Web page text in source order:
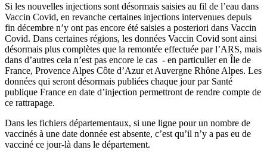
Si les nouvelles injections sont désormais saisies au fil de l’eau dans
Vaccin Covid, en revanche certaines injections intervenues depuis
fin décembre n’y ont pas encore été saisies a posteriori dans Vaccin
Covid. Dans certaines régions, les données Vaccin Covid sont ainsi
désormais plus complètes que la remontée effectuée par l’ARS, mais
dans d’autres cela n’est pas encore le cas - en particulier en Île de
France, Provence Alpes Côte d’Azur et Auvergne Rhône Alpes. Les
données qui seront désormais publiées chaque jour par Santé
publique France en date d’injection permettront de rendre compte de
ce rattrapage.
Dans les fichiers départementaux, si une ligne pour un nombre de
vaccinés à une date donnée est absente, c’est qu’il n’y a pas eu de
vacciné ce jour-là dans le département.